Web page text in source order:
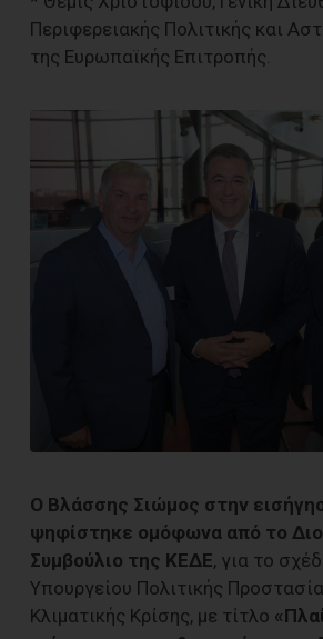
Περιφερειακής Πολιτικής και
της Ευρωπαϊκής Επιτροπής.
Ο Βλάσσης Σιώμος στην
ψηφίστηκε ομόφωνα από το
Συμβούλιο της ΚΕΔΕ, για το
Υπουργείου Πολιτικής
Κλιματικής Κρίσης, με τίτλο